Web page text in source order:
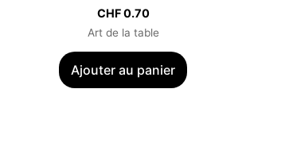
CHF0.70
Art de la table
Ajouter au panier